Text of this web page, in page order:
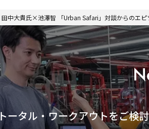
田中大貴氏×池澤智 「Urban Safari」対談からのエピ
トータル・ワークアウトをご検